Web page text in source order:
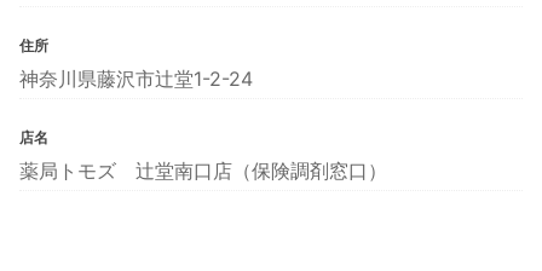
住所
神奈川県藤沢市辻堂1-2-24
店名
薬局トモズ 辻堂南口店（保険調剤窓口）